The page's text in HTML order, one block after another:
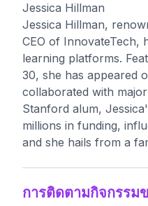
Jessica Hillman
Jessica Hillman,
CEO of InnovateTech,
learning platforms.
30, she has appeared
collaborated with
Stanford alum,
millions in funding,
and she hails from a
การติดตามกิจกรรม